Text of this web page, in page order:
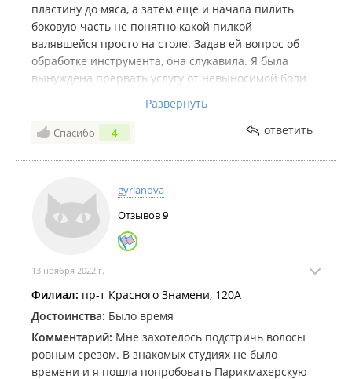
пластину до мяса, а затем еще и начала пилить
боковую часть не понятно какой пилкой
валявшейся просто на столе. Задав ей вопрос об
обработке инструмента, она слукавила. Я была
вынуждена прервать услугу от невыносимой боли
возмущенно спросила: "Что вам не нравится?". Я
спокойно объяснила причину, но мастер не
оправдаться. Не советую к ней и близко подходить!
сколько здесь живу постоянно пользовалась их
услугами. Но этот инцидент просто вопиющий. Как
это чудо попало работать в такой хороший салон? К
Татьяне идти страшно! Останетесь без ногтей!
Развернуть
Спасибо 4 ответить
gyrianova
Отзывов9
13 ноября 2022 г.
Филиал: пр-т Красного Знамени, 120А
Достоинства: Было время
Комментарий: Мне захотелось подстричь волосы
ровным срезом. В знакомых студиях не было
времени и я пошла попробовать Парикмахерскую